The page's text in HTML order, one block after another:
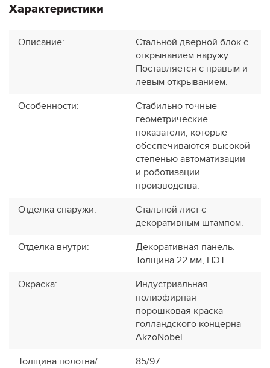
Характеристики
Описание:
Стальной дверной блок с
открыванием наружу.
Поставляется с правым и
левым открыванием.
Особенности:
Стабильно точные
геометрические
показатели, которые
обеспечиваются высокой
степенью автоматизации
и роботизации
производства.
Отделка снаружи:
Стальной лист с
декоративным штампом.
Отделка внутри:
Декоративная панель.
Толщина 22 мм, ПЭТ.
Окраска:
Индустриальная
полиэфирная
порошковая краска
голландского концерна
AkzoNobel.
Толщина полотна/
85/97